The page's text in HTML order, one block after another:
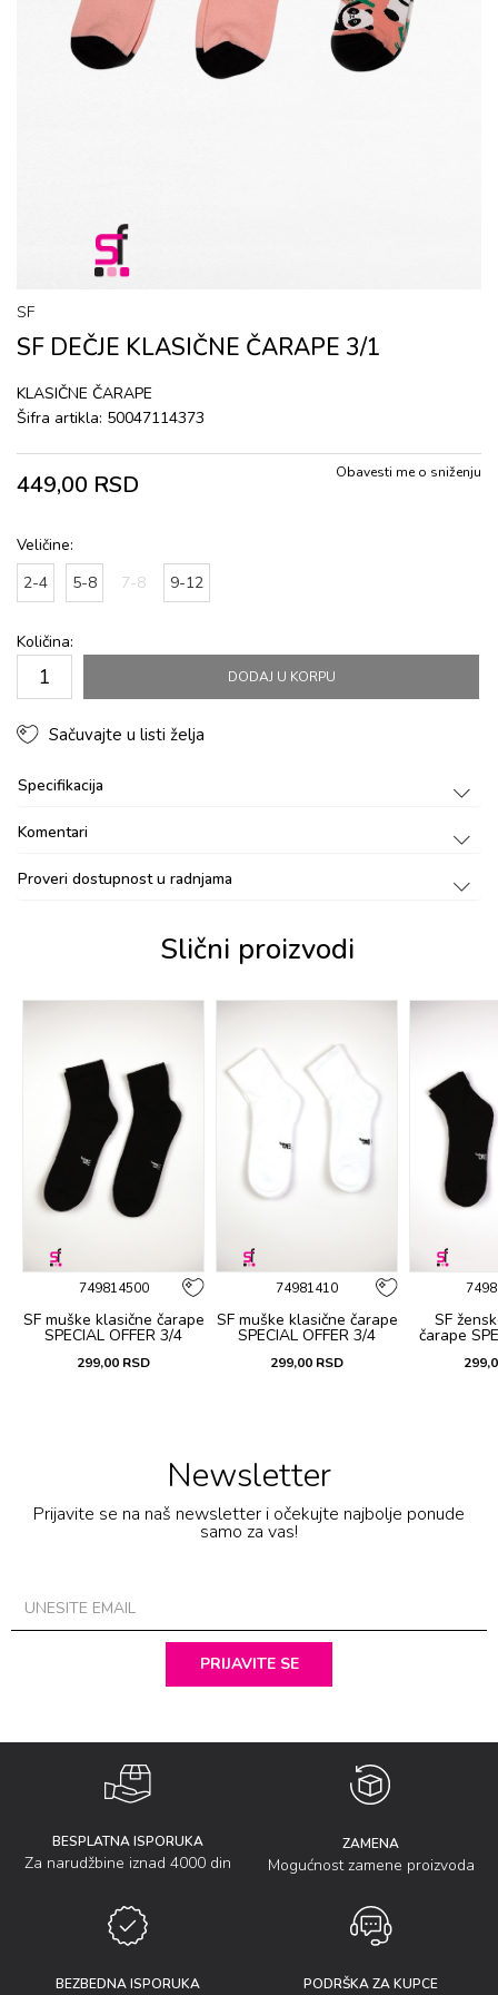
SF
SF DEČJE KLASIČNE ČARAPE 3/1
KLASIČNE ČARAPE
Šifra artikla: 50047114373
449,00 RSD Obavesti me o sniženju
Veličine:
2-4
5-8 7-8 9-12
Količina:
DODAJ U KORPU
Sačuvajte u listi želja
Specifikacija
Komentari
Proveri dostupnost u radnjama
Slični proizvodi
749814500
SF muške klasične čarape
SPECIAL OFFER 3/4
299,00 RSD
74981410
SF muške klasične čarape
SPECIAL OFFER 3/4
299,00 RSD
SF
čarape
3/4
Newsletter
Prijavite se na naš newsletter i očekujte najbolje ponude
samo za vas!
PRIJAVITE SE
BESPLATNA ISPORUKA
Za narudžbine iznad 4000 din
ZAMENA
Mogućnost zamene proizvoda
BEZBEDNA ISPORUKA PODRŠKA ZA KUPCE